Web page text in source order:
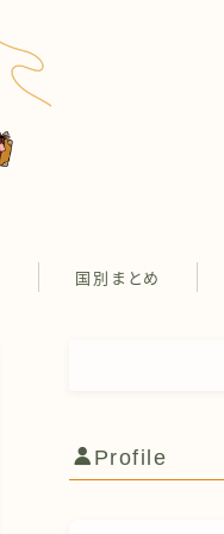
国別まとめ
Profile